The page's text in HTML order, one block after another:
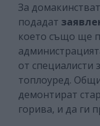
За
подадат
което също ще
от специалисти
топлоуред.
демонтират
горива, и да ги